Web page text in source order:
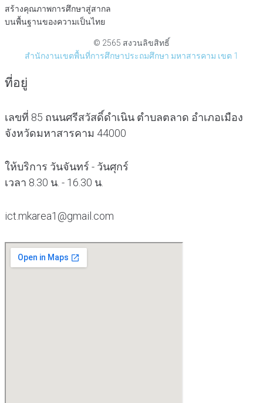
สร้างคุณภาพการศึกษาสู่สากล
บนพื้นฐานของความเป็นไทย
© 2565 สงวนลิขสิทธิ์
สำนักงานเขตพื้นที่การศึกษาประถมศึกษา มหาสารคาม เขต 1
ที่อยู่
เลขที่ 85 ถนนศรีสวัสดิ์ดำเนิน ตำบลตลาด อำเภอเมือง
จังหวัดมหาสารคาม 44000
ให้บริการ วันจันทร์ - วันศุกร์
เวลา 8.30 น. - 16.30 น.
ict.mkarea1@gmail.com